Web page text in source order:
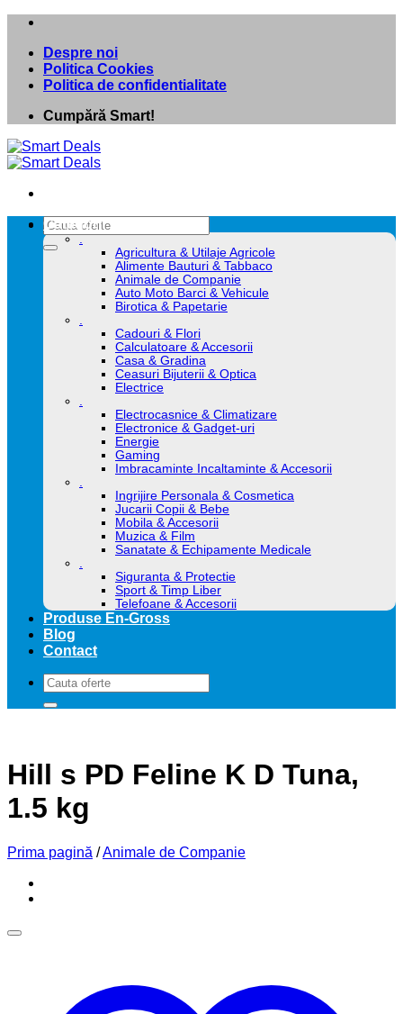
Skip
contentDespre noi
Politica Cookies
Politica de confidentialitate
Cumpără Smart!
Caută
după:
Categorii
.
Agricultura & Utilaje Agricole
Alimente Bauturi & Tabbaco
Animale de Companie
Auto Moto Barci & Vehicule
Birotica & Papetarie
.
Cadouri & Flori
Calculatoare & Accesorii
Casa & Gradina
Ceasuri Bijuterii & Optica
Electrice
.
Electrocasnice & Climatizare
Electronice & Gadget-uri
Energie
Gaming
Imbracaminte Incaltaminte & Accesorii
.
Ingrijire Personala & Cosmetica
Jucarii Copii & Bebe
Mobila & Accesorii
Muzica & Film
Sanatate & Echipamente Medicale
.
Siguranta & Protectie
Sport & Timp Liber
Telefoane & Accesorii
Produse En-Gross
Blog
Contact
Caută
după:
Hill s PD Feline K D Tuna,
1.5 kg
Prima pagină /Animale de Companie